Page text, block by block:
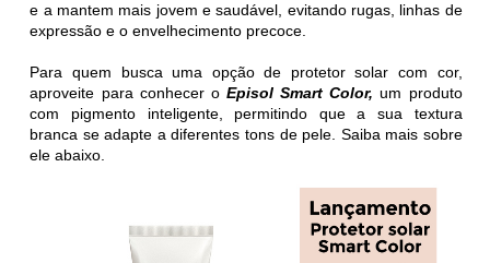
e a mantem mais jovem e saudável, evitando rugas, linhas de
expressão e o envelhecimento precoce.
Para quem busca uma opção de protetor solar com cor,
aproveite para conhecer o Episol Smart Color,um produto
com pigmento inteligente, permitindo que a sua textura
branca se adapte a diferentes tons de pele. Saiba mais sobre
ele abaixo.